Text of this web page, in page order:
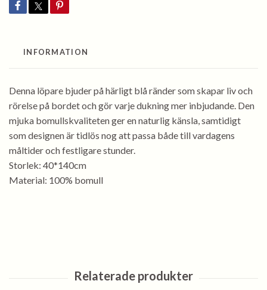
INFORMATION
Denna löpare bjuder på härligt blå ränder som skapar liv och
rörelse på bordet och gör varje dukning mer inbjudande. Den
mjuka bomullskvaliteten ger en naturlig känsla, samtidigt
som designen är tidlös nog att passa både till vardagens
måltider och festligare stunder.
Storlek: 40*140cm
Material: 100% bomull